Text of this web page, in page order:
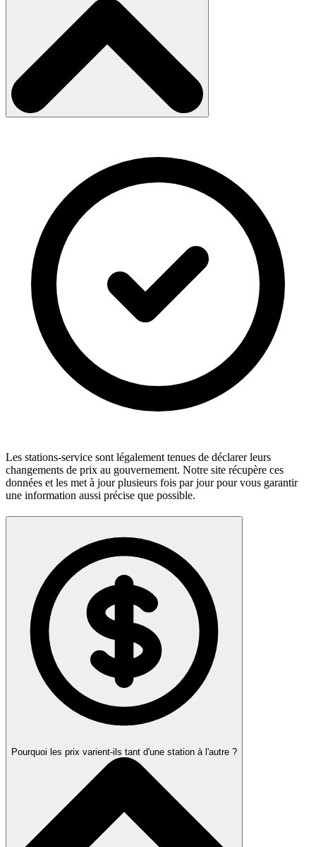
Les stations-service sont légalement tenues de déclarer leurs
changements de prix au gouvernement. Notre site récupère ces
données et les met à jour plusieurs fois par jour pour vous garantir
une information aussi précise que possible.
Pourquoi les prix varient-ils tant d'une station à l'autre ?